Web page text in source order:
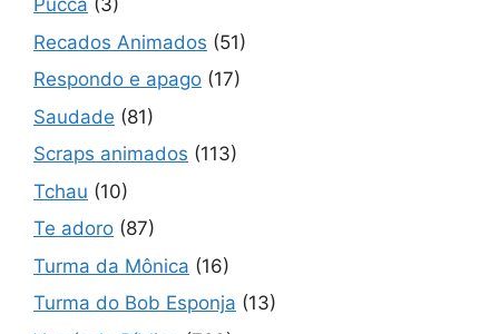
Pucca (3)
Recados Animados (51)
Respondo e apago (17)
Saudade (81)
Scraps animados (113)
Tchau (10)
Te adoro (87)
Turma da Mônica (16)
Turma do Bob Esponja (13)